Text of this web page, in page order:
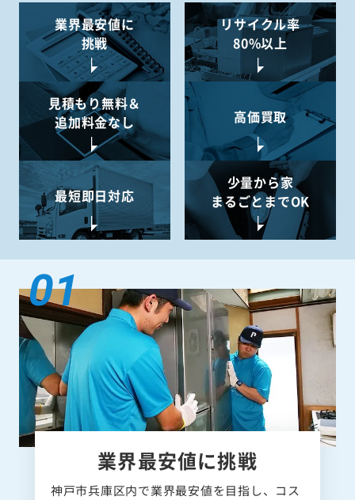
業界最安値に
挑戦
リサイクル率
80%以上
見積もり無料＆
追加料金なし
高価買取
最短即日対応
少量から家
まるごとまでOK
業界最安値に挑戦
神戸市兵庫区内で業界最安値を目指し、コス